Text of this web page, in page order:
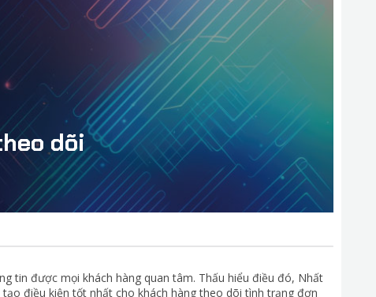
dõi
tin được mọi khách hàng quan tâm. Thấu hiểu điều đó, Nhất
điều kiện tốt nhất cho khách hàng theo dõi tình trạng đơn